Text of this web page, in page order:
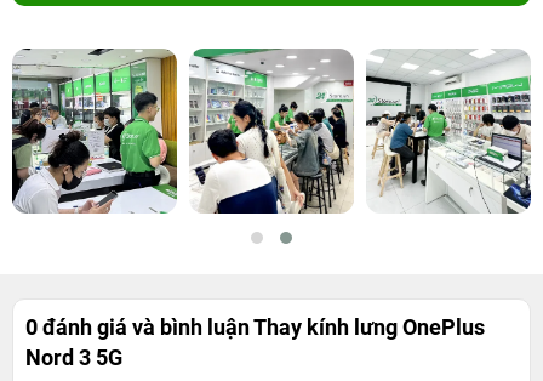
0 đánh giá và bình luậnThay kính lưng OnePlus
Nord 3 5G